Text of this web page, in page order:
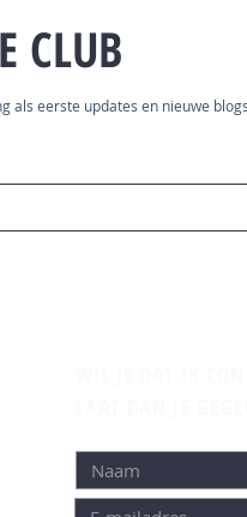
CLUB
als eerste updates en nieuwe